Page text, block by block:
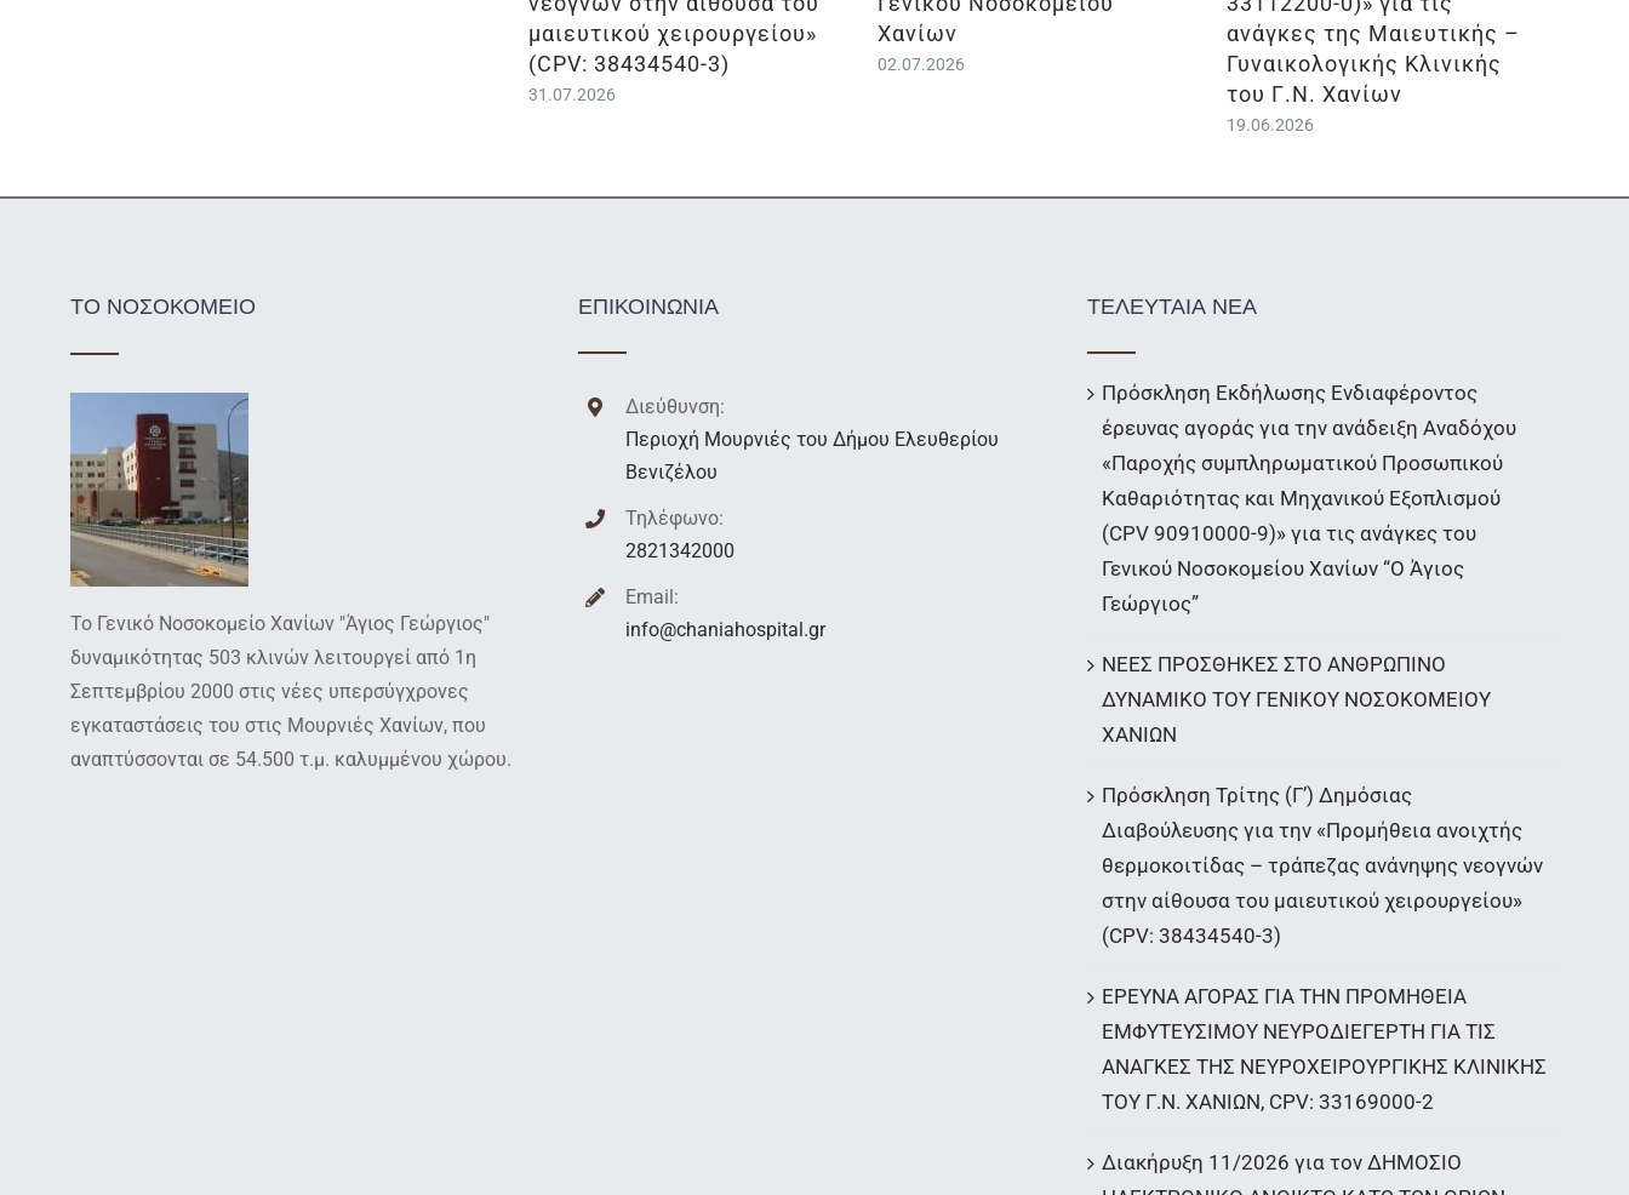
μαιευτικού χειρουργείου»
(CPV: 38434540-3)
31.07.2026
Χανίων
02.07.2026
ανάγκες της Μαιευτικής –
Γυναικολογικής Κλινικής
του Γ.Ν. Χανίων
19.06.2026
ΤΟ ΝΟΣΟΚΟΜΕΙΟ
Το Γενικό Νοσοκομείο Χανίων "Άγιος Γεώργιος"
δυναμικότητας 503 κλινών λειτουργεί από 1η
Σεπτεμβρίου 2000 στις νέες υπερσύγχρονες
εγκαταστάσεις του στις Μουρνιές Χανίων, που
αναπτύσσονται σε 54.500 τ.μ. καλυμμένου χώρου.
ΕΠΙΚΟΙΝΩΝΙΑ
Διεύθυνση:
Περιοχή Μουρνιές του Δήμου Ελευθερίου
Βενιζέλου
Τηλέφωνο:
2821342000
Email:
info@chaniahospital.gr
ΤΕΛΕΥΤΑΙΑ ΝΕΑ
Πρόσκληση Εκδήλωσης Ενδιαφέροντος
έρευνας αγοράς για την ανάδειξη Αναδόχου
«Παροχής συμπληρωματικού Προσωπικού
Καθαριότητας και Μηχανικού Εξοπλισμού
(CPV 90910000-9)» για τις ανάγκες του
Γενικού Νοσοκομείου Χανίων “Ο Άγιος
Γεώργιος”
ΝΕΕΣ ΠΡΟΣΘΗΚΕΣ ΣΤΟ ΑΝΘΡΩΠΙΝΟ
ΔΥΝΑΜΙΚΟ ΤΟΥ ΓΕΝΙΚΟΥ ΝΟΣΟΚΟΜΕΙΟΥ
ΧΑΝΙΩΝ
Πρόσκληση Τρίτης (Γ’) Δημόσιας
Διαβούλευσης για την «Προμήθεια ανοιχτής
θερμοκοιτίδας – τράπεζας ανάνηψης νεογνών
στην αίθουσα του μαιευτικού χειρουργείου»
(CPV: 38434540-3)
ΕΡΕΥΝΑ ΑΓΟΡΑΣ ΓΙΑ ΤΗΝ ΠΡΟΜΗΘΕΙΑ
ΕΜΦΥΤΕΥΣΙΜΟΥ ΝΕΥΡΟΔΙΕΓΕΡΤΗ ΓΙΑ ΤΙΣ
ΑΝΑΓΚΕΣ ΤΗΣ ΝΕΥΡΟΧΕΙΡΟΥΡΓΙΚΗΣ ΚΛΙΝΙΚΗΣ
ΤΟΥ Γ.Ν. ΧΑΝΙΩΝ, CPV: 33169000-2
Διακήρυξη 11/2026 για τον ΔΗΜΟΣΙΟ